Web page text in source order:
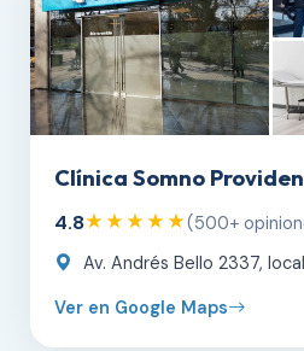
Clínica Somno
4.8★★★★★(500+
Av. Andrés Bello 2337,
Ver en Google Maps